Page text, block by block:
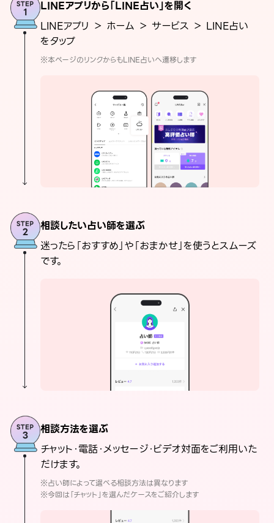
LINEアプリから「LINE占い」を開く
LINEアプリ ＞ ホーム ＞ サービス ＞ LINE占い
をタップ
※本ページのリンクからもLINE占いへ遷移します
相談したい占い師を選ぶ
迷ったら「おすすめ」や「おまかせ」を使うとスムーズ
です。
相談方法を選ぶ
チャット・電話・メッセージ・ビデオ対面をご利用いた
だけます。
※占い師によって選べる相談方法は異なります
※今回は「チャット」を選んだケースをご紹介します